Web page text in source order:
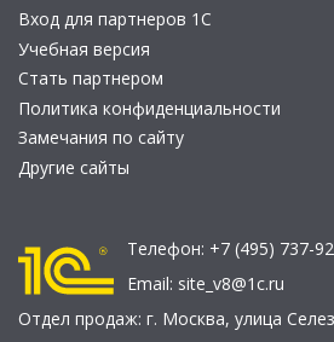
Вход для партнеров 1С
Учебная версия
Стать партнером
Политика конфиденциальности
Замечания по сайту
Другие сайты
Телефон: +7 (495) 737-
Email: site_v8@1c.ru
Отдел продаж: г. Москва, улица